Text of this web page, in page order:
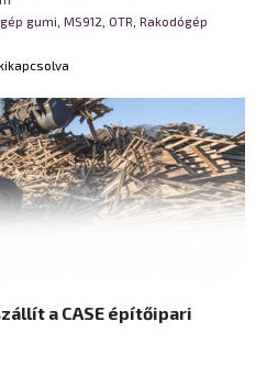
gumi MS912 OTR Rakodógép
a CASE építőipari